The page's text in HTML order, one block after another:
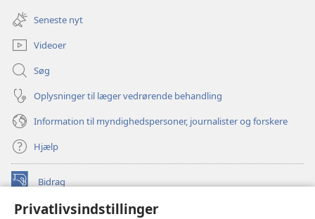
Privatlivsindstillinger
nyt
vindue)
Seneste nyt
Videoer
Søg
Oplysninger til læger vedrørende behandling
Information til myndighedspersoner, journalister og forskere
Hjælp
Bidrag
(åbner
vindue)